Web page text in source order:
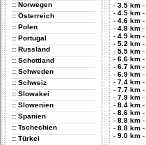
:: Norwegen
:: Österreich
:: Polen
:: Portugal
:: Russland
:: Schottland
:: Schweden
:: Schweiz
:: Slowakei
:: Slowenien
:: Spanien
:: Tschechien
:: Türkei
- 3.5 km -
- 4.5 km -
- 4.6 km -
- 4.8 km -
- 4.9 km -
- 5.2 km -
- 5.5 km -
- 6.6 km -
- 6.7 km -
- 6.9 km -
- 7.4 km -
- 7.7 km -
- 7.9 km -
- 8.4 km -
- 8.6 km -
- 8.8 km -
- 8.8 km -
- 9.0 km -